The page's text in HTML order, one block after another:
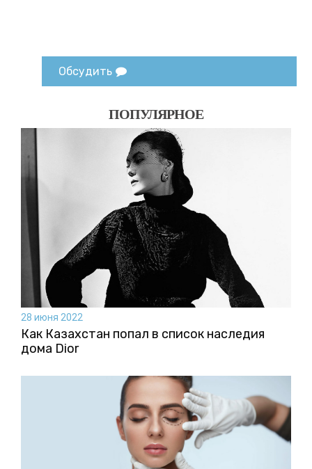
Обсудить
ПОПУЛЯРНОЕ
28 июня 2022
Как Казахстан попал в список наследия
дома Dior